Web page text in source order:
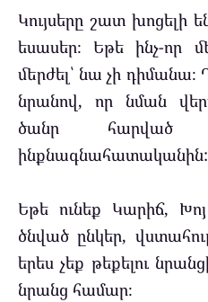
Կույսերը շատ խոցելի
եսասեր։ Եթե ​​ինչ-որ
մերժել՝ նա չի
նրանով, որ նման
ծանր հարված
ինքնագնահատականին:
Եթե ​​ունեք Կարիճ,
ծնված ընկեր,
երես չեք թեքելու
նրանց համար։